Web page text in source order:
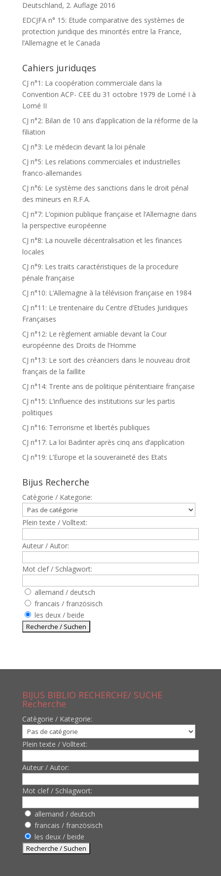
Deutschland, 2. Auflage 2016
EDCJFA n° 15: Etude comparative des systèmes de
protection juridique des minorités entre la France,
l’Allemagne et le Canada
Cahiers juriduqes
CJ n°1: La coopération commerciale dans la
Convention ACP- CEE du 31 octobre 1979 de Lomé I à
Lomé II
CJ n°2: Bilan de 10 ans d’application de la réforme de la
filiation
CJ n°3: Le médecin devant la loi pénale
CJ n°5: Les relations commerciales et industrielles
franco-allemandes
CJ n°6: Le système des sanctions dans le droit pénal
des mineurs en R.F.A.
CJ n°7: L’opinion publique française et l’Allemagne dans
la perspective européenne
CJ n°8: La nouvelle décentralisation et les finances
locales
CJ n°9: Les traits caractéristiques de la procedure
pénale française
CJ n°10: L’Allemagne à la télévision française en 1984
CJ n°11: Le trentenaire du Centre d’Etudes Juridiques
Françaises
CJ n°12: Le règlement amiable devant la Cour
européenne des Droits de l’Homme
CJ n°13: Le sort des créanciers dans le nouveau droit
français de la faillite
CJ n°14: Trente ans de politique pénitentiaire française
CJ n°15: L’influence des institutions sur les partis
politiques
CJ n°16: Terrorisme et libertés publiques
CJ n°17: La loi Badinter après cinq ans d’application
CJ n°19: L’Europe et la souveraineté des Etats
Bijus Recherche
Catègorie / Kategorie:
Plein texte / Volltext:
Auteur / Autor:
Mot clef / Schlagwort:
allemand / deutsch
francais / französisch
les deux / beide
BIJUS BIBLIO RECHERCHE/ SUCHE
Recherche
Catègorie / Kategorie:
Plein texte / Volltext:
Auteur / Autor:
Mot clef / Schlagwort:
allemand / deutsch
francais / französisch
les deux / beide